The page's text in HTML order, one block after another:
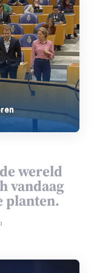
wereld
vandaag
planten.